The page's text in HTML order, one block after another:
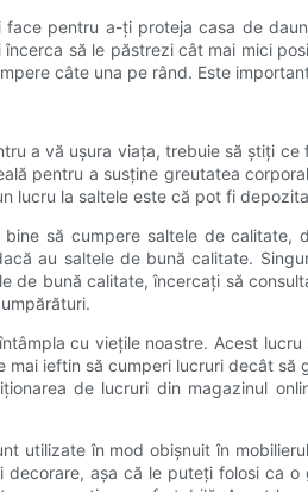
pentru a-ți proteja casa de
să le păstrezi cât mai mici
câte una pe rând. Este
a vă ușura viața, trebuie să știți
pentru a susține greutatea
lucru la saltele este că pot fi
să cumpere saltele de
au saltele de bună calitate.
de bună calitate, încercați să
cu viețile noastre. Acest
mai ieftin să cumperi lucruri decât
de lucruri din magazinul
utilizate în mod obișnuit în
decorare, așa că le puteți folosi ca